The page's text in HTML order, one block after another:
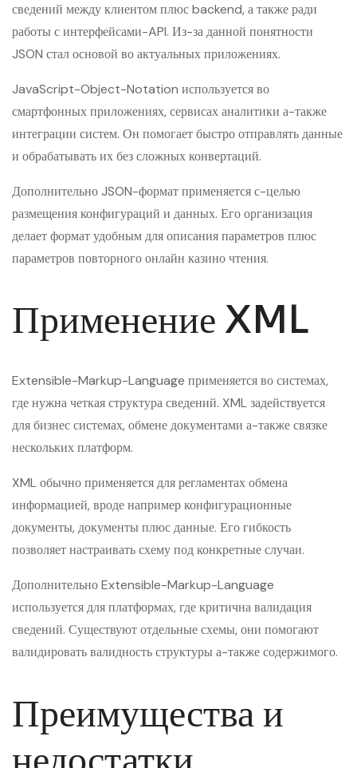
сведений между клиентом плюс backend, а также ради
работы с интерфейсами-API. Из-за данной понятности
JSON стал основой во актуальных приложениях.
JavaScript-Object-Notation используется во
смартфонных приложениях, сервисах аналитики а-также
интеграции систем. Он помогает быстро отправлять данные
и обрабатывать их без сложных конвертаций.
Дополнительно JSON-формат применяется с-целью
размещения конфигураций и данных. Его организация
делает формат удобным для описания параметров плюс
параметров повторного онлайн казино чтения.
Применение XML
Extensible-Markup-Language применяется во системах,
где нужна четкая структура сведений. XML задействуется
для бизнес системах, обмене документами а-также связке
нескольких платформ.
XML обычно применяется для регламентах обмена
информацией, вроде например конфигурационные
документы, документы плюс данные. Его гибкость
позволяет настраивать схему под конкретные случаи.
Дополнительно Extensible-Markup-Language
используется для платформах, где критична валидация
сведений. Существуют отдельные схемы, они помогают
валидировать валидность структуры а-также содержимого.
Преимущества и